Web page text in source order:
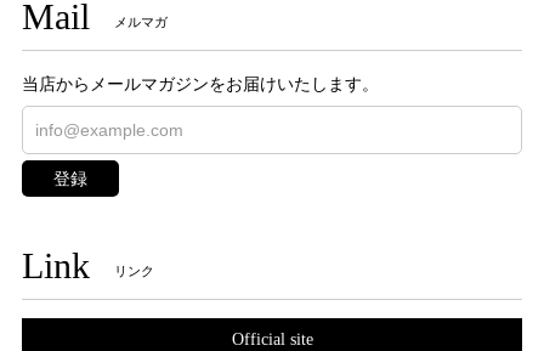
Mail メルマガ
当店からメールマガジンをお届けいたします。
登録
Link リンク
Official site